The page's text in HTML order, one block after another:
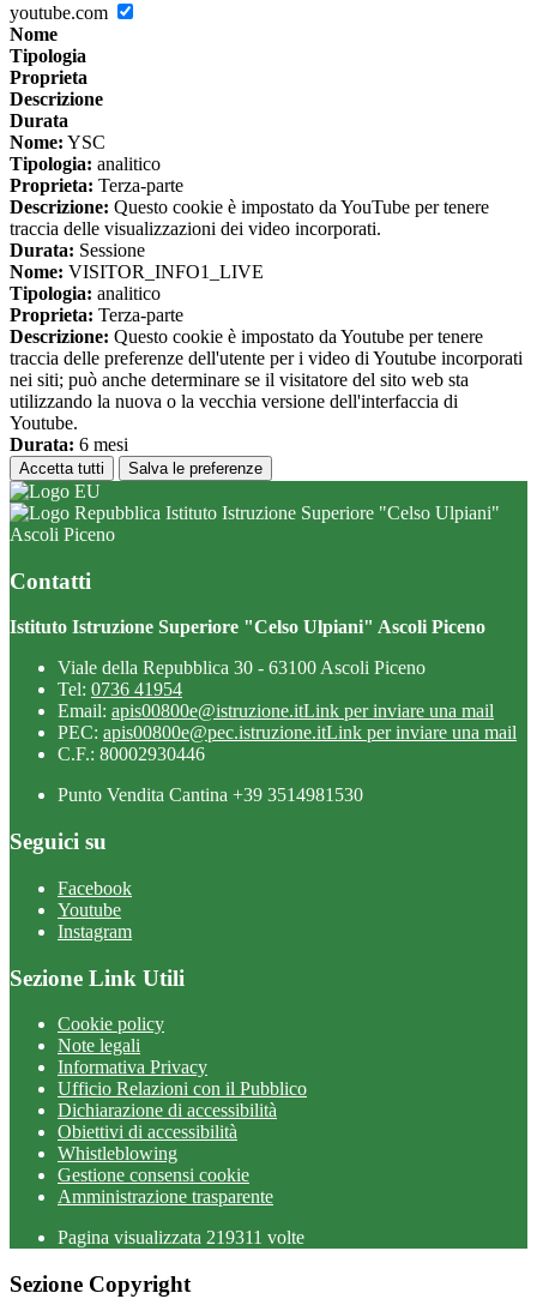
youtube.com
Nome
Tipologia
Proprieta
Descrizione
Durata
Nome: YSC
Tipologia: analitico
Proprieta: Terza-parte
Descrizione: Questo cookie è impostato da YouTube per tenere
traccia delle visualizzazioni dei video incorporati.
Durata: Sessione
Nome: VISITOR_INFO1_LIVE
Tipologia: analitico
Proprieta: Terza-parte
Descrizione: Questo cookie è impostato da Youtube per tenere
traccia delle preferenze dell'utente per i video di Youtube incorporati
nei siti; può anche determinare se il visitatore del sito web sta
utilizzando la nuova o la vecchia versione dell'interfaccia di
Youtube.
Durata: 6 mesi
Accetta tutti Salva le preferenze
Istituto Istruzione Superiore "Celso Ulpiani"
Ascoli Piceno
Contatti
Istituto Istruzione Superiore "Celso Ulpiani" Ascoli Piceno
Viale della Repubblica 30 - 63100 Ascoli Piceno
Tel: 0736 41954
Email: apis00800e@istruzione.itLink per inviare una mail
PEC: apis00800e@pec.istruzione.itLink per inviare una mail
C.F.: 80002930446
Punto Vendita Cantina +39 3514981530
Seguici su
Facebook
Youtube
Instagram
Sezione Link Utili
Cookie policy
Note legali
Informativa Privacy
Ufficio Relazioni con il Pubblico
Dichiarazione di accessibilità
Obiettivi di accessibilità
Whistleblowing
Gestione consensi cookie
Amministrazione trasparente
Pagina visualizzata 219311 volte
Sezione Copyright